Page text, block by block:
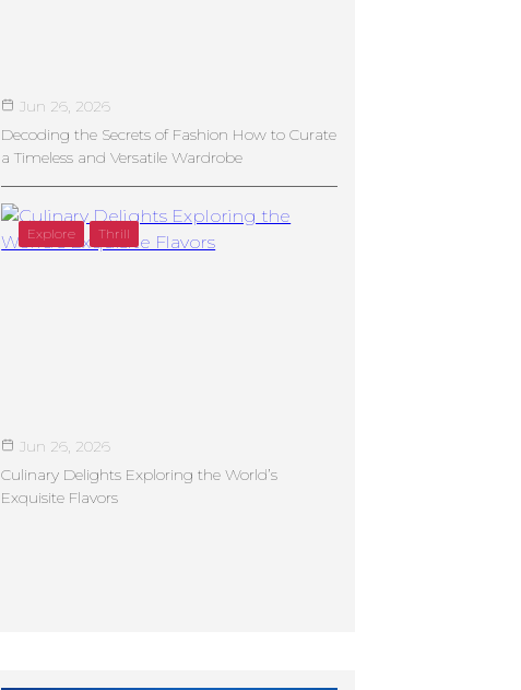
Jun 26, 2026
Decoding the Secrets of Fashion How to Curate
a Timeless and Versatile Wardrobe
Explore Thrill
Jun 26, 2026
Culinary Delights Exploring the World’s
Exquisite Flavors